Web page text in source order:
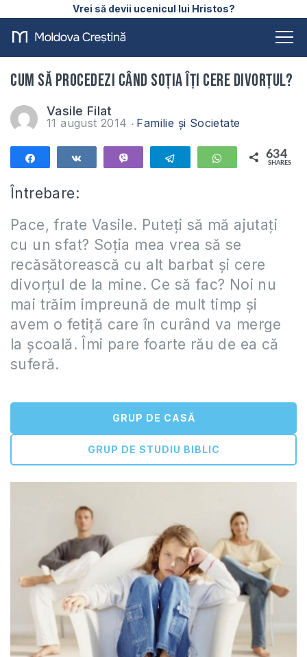
Vrei să devii ucenicul lui Hristos?
Cum să procedezi când soția îți cere divorțul?
Vasile Filat
11 august 2014 Familie și Societate
Telegram WhatsApp
634
SHARES
Întrebare:
Pace, frate Vasile. Puteți să mă ajutați
cu un sfat? Soția mea vrea să se
recăsătorească cu alt barbat și cere
divorțul de la mine. Ce să fac? Noi nu
mai trăim impreună de mult timp și
avem o fetiță care în curând va merge
la școală. Îmi pare foarte rău de ea că
suferă.
GRUP DE CASĂ
GRUP DE STUDIU BIBLIC